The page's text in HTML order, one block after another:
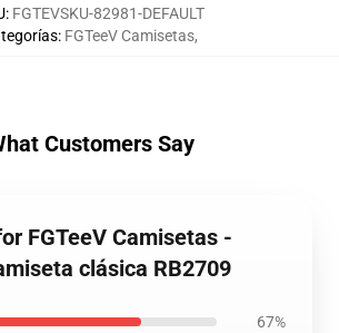
: FGTEVSKU-82981-DEFAULT
: FGTeeV Camisetas,
Customers Say
FGTeeV Camisetas -
clásica RB2709
67%